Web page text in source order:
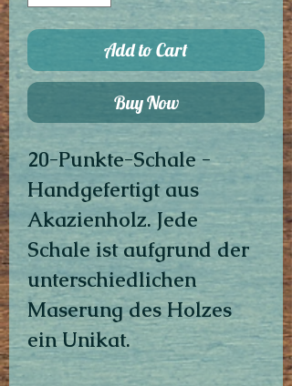
Add to Cart
Buy Now
20-Punkte-Schale -
Handgefertigt aus
Akazienholz. Jede
Schale ist aufgrund der
unterschiedlichen
Maserung des Holzes
ein Unikat.